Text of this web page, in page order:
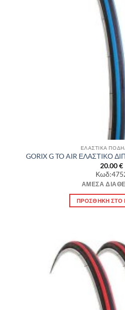
ΕΛΑΣΤΙΚΑ
GORIX G TO AIR ΕΛΑΣΤΙΚΟ
20.00€
ΆΜΕΣΑ
ΠΡΟΣΘΉΚΗ ΣΤΟ